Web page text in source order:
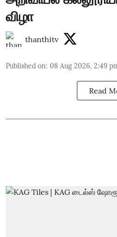
விழா
thanthitv
Published on: 08 Aug 2026, 2:49
Read